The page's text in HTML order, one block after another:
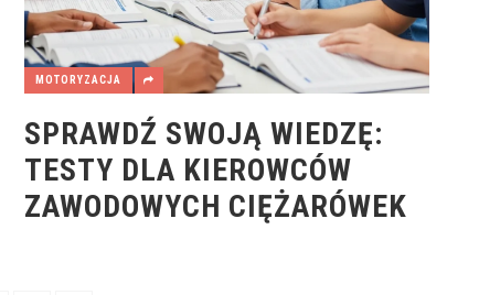
MOTORYZACJA
SPRAWDŹ SWOJĄ WIEDZĘ:
TESTY DLA KIEROWCÓW
ZAWODOWYCH CIĘŻARÓWEK